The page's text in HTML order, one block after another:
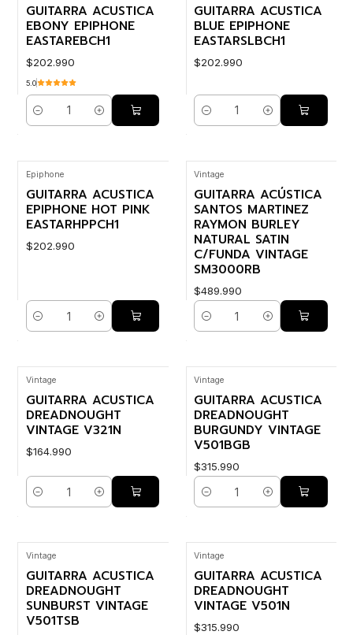
GUITARRA ACUSTICA
EBONY EPIPHONE
EASTAREBCH1
$202.990
5.0
Cantidad
GUITARRA ACUSTICA
BLUE EPIPHONE
EASTARSLBCH1
$202.990
Cantidad
Epiphone
GUITARRA ACUSTICA
EPIPHONE HOT PINK
EASTARHPPCH1
$202.990
Cantidad
Vintage
GUITARRA ACÚSTICA
SANTOS MARTINEZ
RAYMON BURLEY
NATURAL SATIN
C/FUNDA VINTAGE
SM3000RB
$489.990
Cantidad
Vintage
GUITARRA ACUSTICA
DREADNOUGHT
VINTAGE V321N
$164.990
Cantidad
Vintage
GUITARRA ACUSTICA
DREADNOUGHT
BURGUNDY VINTAGE
V501BGB
$315.990
Cantidad
Vintage
GUITARRA ACUSTICA
DREADNOUGHT
SUNBURST VINTAGE
V501TSB
Vintage
GUITARRA ACUSTICA
DREADNOUGHT
VINTAGE V501N
$315.990